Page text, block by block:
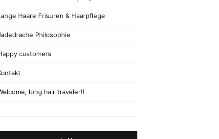
Haare Frisuren & Haarpflege
Philosophie
customers
long hair traveler!!